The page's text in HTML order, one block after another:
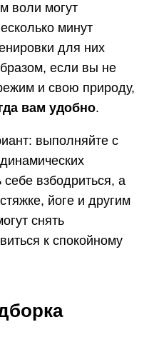
воли могут
минут
для них
если вы не
и свою природу,
вам удобно.
выполняйте с
взбодриться, а
йоге и другим
снять
к спокойному